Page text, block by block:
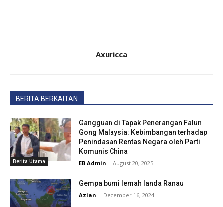
Axuricca
BERITA BERKAITAN
Berita Utama
Gangguan di Tapak Penerangan Falun
Gong Malaysia: Kebimbangan terhadap
Penindasan Rentas Negara oleh Parti
Komunis China
EB Admin - August 20, 2025
Gempa bumi lemah landa Ranau
Azian - December 16, 2024